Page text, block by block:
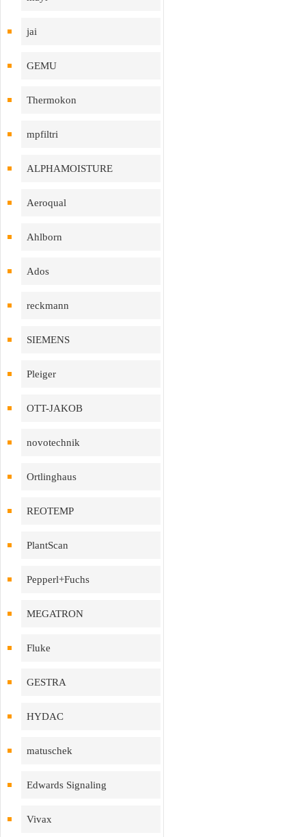
jai
GEMU
Thermokon
mpfiltri
ALPHAMOISTURE
Aeroqual
Ahlborn
Ados
reckmann
SIEMENS
Pleiger
OTT-JAKOB
novotechnik
Ortlinghaus
REOTEMP
PlantScan
Pepperl+Fuchs
MEGATRON
Fluke
GESTRA
HYDAC
matuschek
Edwards Signaling
Vivax